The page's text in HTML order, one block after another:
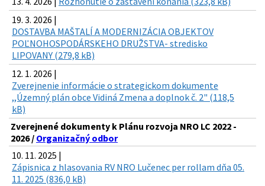
19. 3. 2026 |
DOSTAVBA MAŠTALÍ A MODERNIZÁCIA OBJEKTOV
POĽNOHOSPODÁRSKEHO DRUŽSTVA- stredisko
LIPOVANY (279,8 kB)
12. 1. 2026 |
Zverejnenie informácie o strategickom dokumente
,,Územný plán obce Vidiná Zmena a doplnok č. 2" (118,5
kB)
Zverejnené dokumenty k Plánu rozvoja NRO LC 2022 -
2026 / Organizačný odbor
10. 11. 2025 |
Zápisnica z hlasovania RV NRO Lučenec per rollam dňa 05.
11. 2025 (836,0 kB)